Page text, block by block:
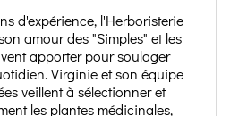
d'expérience, l'Herboristerie
amour des "Simples" et les
apporter pour soulager
Virginie et son équipe
veillent à sélectionner et
les plantes médicinales,